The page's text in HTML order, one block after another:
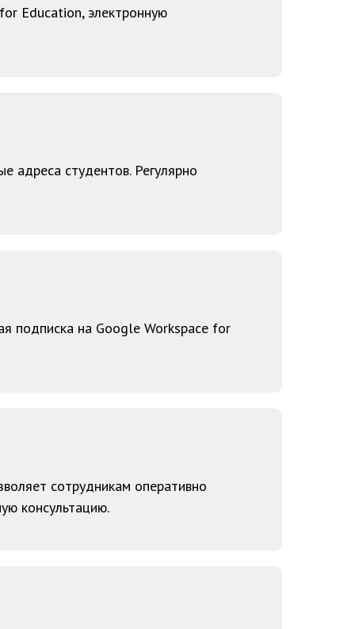
Education, электронную
адреса студентов. Регулярно
подписка на Google Workspace for
сотрудникам оперативно
консультацию.